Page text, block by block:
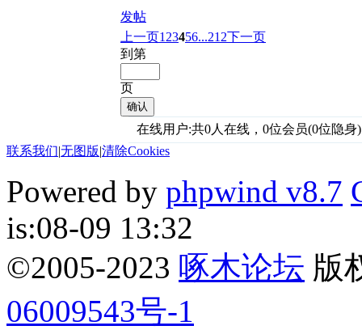
发帖
上一页1 23456...212下一页
到第
页
确认
在线用户:共0人在线，0位会员(0位隐身)
联系我们|无图版|清除Cookies
Powered by phpwind v8.7
is:08-09 13:32
©2005-2023 啄木论坛 版
06009543号-1